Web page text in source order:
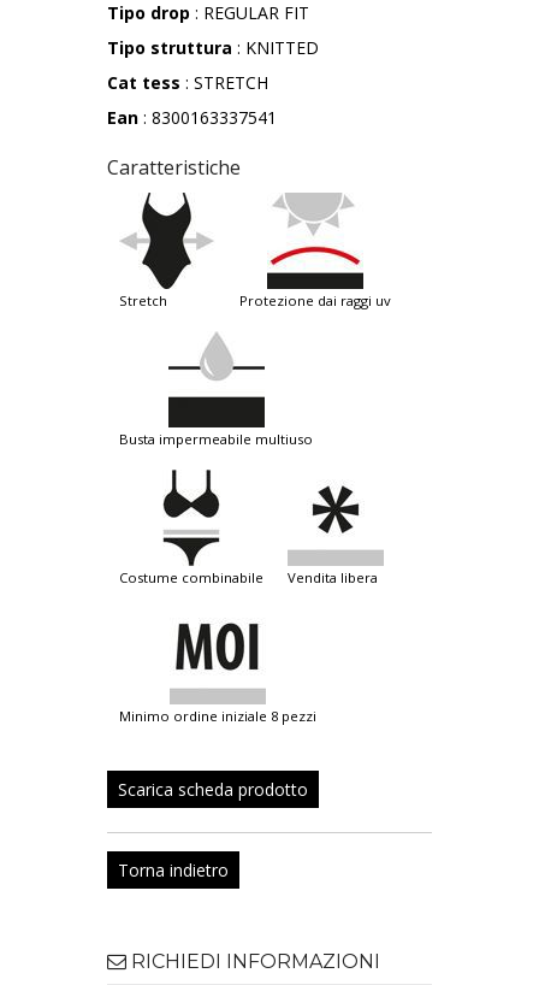
Tipo drop : REGULAR FIT
Tipo struttura : KNITTED
Cat tess : STRETCH
Ean : 8300163337541
Caratteristiche
stretch protezione dai raggi uv
busta impermeabile multiuso
costume combinabile vendita libera
minimo ordine iniziale 8 pezzi
Scarica scheda prodotto
Torna indietro
RICHIEDI INFORMAZIONI